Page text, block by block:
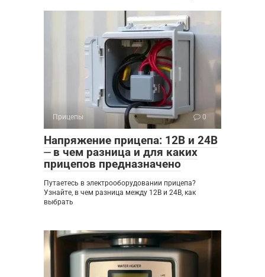
Прицепы 0
Напряжение прицепа: 12В и 24В
⏤ в чем разница и для каких
прицепов предназначено
Путаетесь в электрооборудовании прицепа?
Узнайте, в чем разница между 12В и 24В, как
выбрать